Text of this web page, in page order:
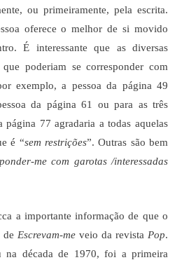
ou primeiramente, pela escrita.
oferece o melhor de si movido
É interessante que as diversas
que poderiam se corresponder com
exemplo, a pessoa da página 49
da página 61 ou para as três
página 77 agradaria a todas aquelas
é “sem restrições”. Outras são bem
me com garotas /interessadas
a importante informação de que o
de Escrevam-me veio da revista Pop.
na década de 1970, foi a primeira